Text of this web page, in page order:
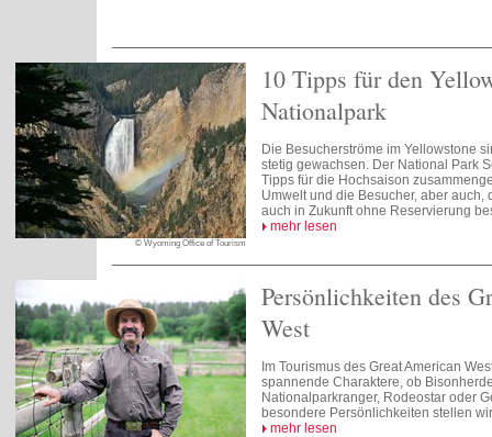
© Wyoming Office of Tourism
10 Tipps für den
Nationalpark
Die Besucherströme im Yellowstone
stetig gewachsen. Der National Park
Tipps für die Hochsaison
Umwelt und die Besucher, aber auch,
auch in Zukunft ohne Reservierung
mehr lesen
Persönlichkeiten des
West
Im Tourismus des Great American
spannende Charaktere, ob
Nationalparkranger, Rodeostar oder
besondere Persönlichkeiten stellen
mehr lesen